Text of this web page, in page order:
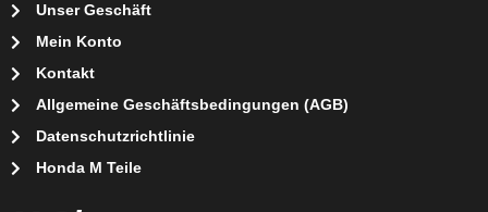
Unser Geschäft
Mein Konto
Kontakt
Allgemeine Geschäftsbedingungen (AGB)
Datenschutzrichtlinie
Honda M Teile